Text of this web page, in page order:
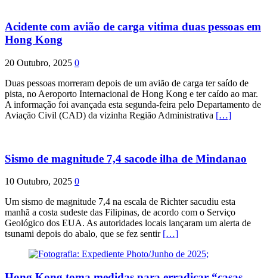
Acidente com avião de carga vitima duas pessoas em
Hong Kong
20 Outubro, 2025 0
Duas pessoas morreram depois de um avião de carga ter saído de
pista, no Aeroporto Internacional de Hong Kong e ter caído ao mar.
A informação foi avançada esta segunda-feira pelo Departamento de
Aviação Civil (CAD) da vizinha Região Administrativa […]
Sismo de magnitude 7,4 sacode ilha de Mindanao
10 Outubro, 2025 0
Um sismo de magnitude 7,4 na escala de Richter sacudiu esta
manhã a costa sudeste das Filipinas, de acordo com o Serviço
Geológico dos EUA. As autoridades locais lançaram um alerta de
tsunami depois do abalo, que se fez sentir […]